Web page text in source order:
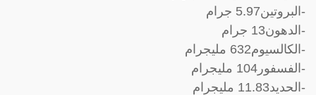
-البروتين5.97 جرام
-الدهون13 جرام
-الكالسيوم632 مليجرام
-الفسفور104 مليجرام
-الحديد11.83 مليجرام